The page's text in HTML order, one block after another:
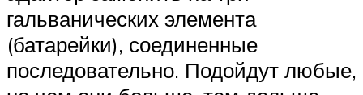
гальванических элемента
(батарейки), соединенные
последовательно. Подойдут любые,